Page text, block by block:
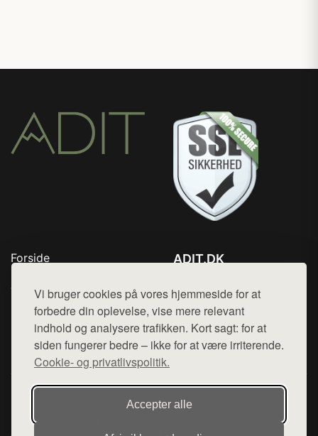
Vi bruger cookies på vores hjemmeside for at
forbedre din oplevelse, vise mere relevant
indhold og analysere trafikken. Kort sagt: for at
siden fungerer bedre – ikke for at være irriterende.
Cookie- og privatlivspolitik.
Accepter alle
Forside
Top Rabatter
Blog
Kontakt
ADIT.DK
Mail: hej@want.dk
Cookie- og privatlivspolitik
Denne side er en del af want.dk, der udgiver en række
hjemmesider med præsentation af forskellige produkter fra